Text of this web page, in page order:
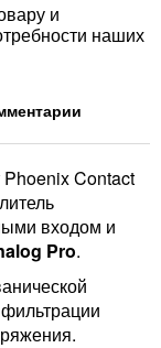
и
наших
Phoenix Contact
входом и
Pro.